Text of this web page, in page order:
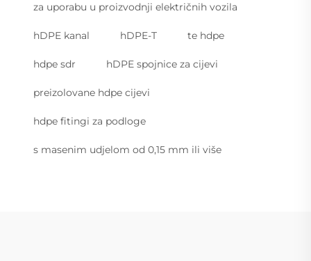
za uporabu u proizvodnji električnih vozila
hDPE kanal hDPE-T te hdpe
hdpe sdr hDPE spojnice za cijevi
preizolovane hdpe cijevi
hdpe fitingi za podloge
s masenim udjelom od 0,15 mm ili više